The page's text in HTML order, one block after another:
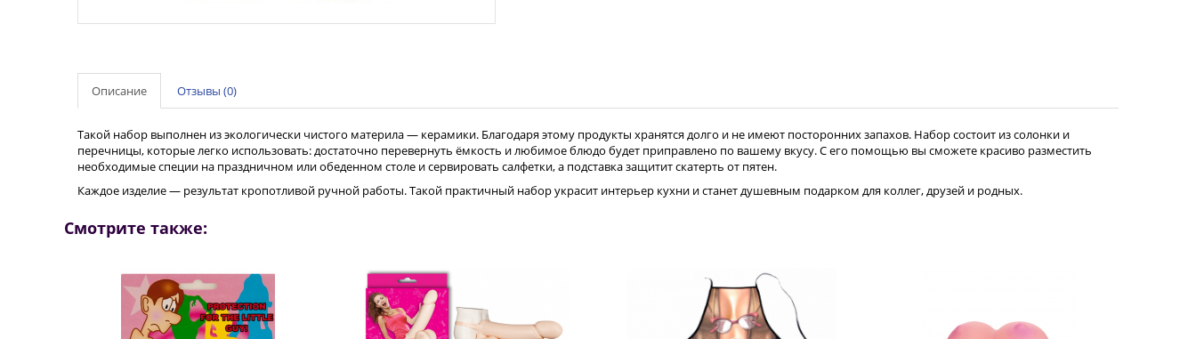
Описание Отзывы (0)
Такой набор выполнен из экологически чистого материла — керамики. Благодаря этому продукты хранятся долго и не имеют посторонних запахов. Набор состоит из солонки и
перечницы, которые легко использовать: достаточно перевернуть ёмкость и любимое блюдо будет приправлено по вашему вкусу. С его помощью вы сможете красиво разместить
необходимые специи на праздничном или обеденном столе и сервировать салфетки, а подставка защитит скатерть от пятен.
Каждое изделие — результат кропотливой ручной работы. Такой практичный набор украсит интерьер кухни и станет душевным подарком для коллег, друзей и родных.
Смотрите также: